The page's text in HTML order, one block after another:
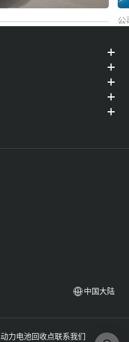
公
中国大陆
动力电池回收点联系我们